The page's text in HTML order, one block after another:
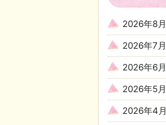
2026年8月
2026年7月
2026年6月
2026年5月
2026年4月